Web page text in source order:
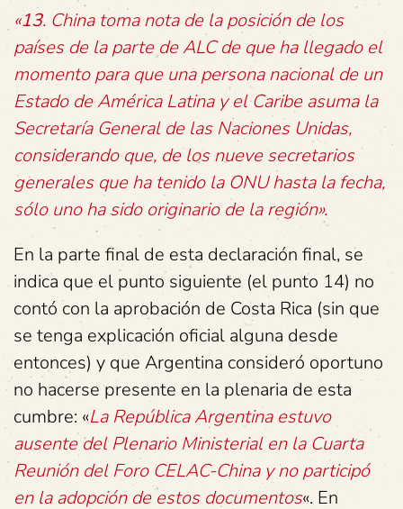
«13. China toma nota de la posición de los
países de la parte de ALC de que ha llegado el
momento para que una persona nacional de un
Estado de América Latina y el Caribe asuma la
Secretaría General de las Naciones Unidas,
considerando que, de los nueve secretarios
generales que ha tenido la ONU hasta la fecha,
sólo uno ha sido originario de la región».
En la parte final de esta declaración final, se
indica que el punto siguiente (el punto 14) no
contó con la aprobación de Costa Rica (sin que
se tenga explicación oficial alguna desde
entonces) y que Argentina consideró oportuno
no hacerse presente en la plenaria de esta
cumbre: «La República Argentina estuvo
ausente del Plenario Ministerial en la Cuarta
Reunión del Foro CELAC-China y no participó
en la adopción de estos documentos«. En